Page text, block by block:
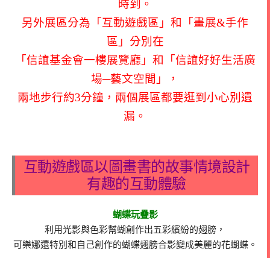
時到。
另外展區分為「互動遊戲區」和「畫展&手作
區」分別在
「信誼基金會一樓展覽廳」和「信誼好好生活廣
場─藝文空間」，
兩地步行約3分鐘，兩個展區都要逛到小心別遺
漏。
互動遊戲區以圖畫書的故事情境設計
有趣的互動體驗
蝴蝶玩疊影
利用光影與色彩幫蝴創作出五彩繽紛的翅膀，
可樂娜還特別和自己創作的蝴蝶翅膀合影變成美麗的花蝴蝶。